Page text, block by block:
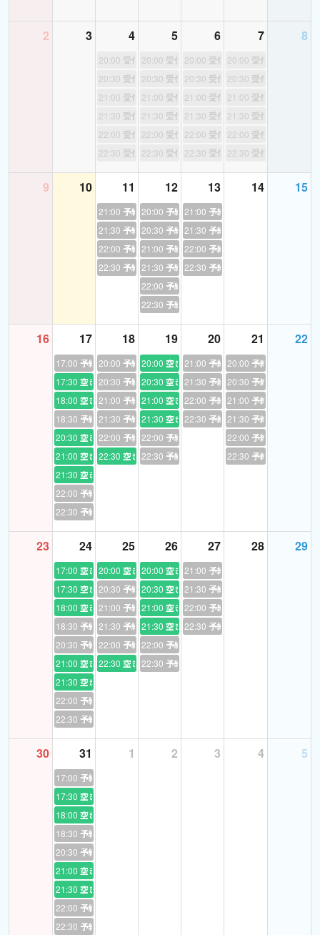
Weissman, co-president of Public Citizen. “It’s beyond the wildest
dreams of the military-industrial complex.” The budget proposal
also includes deep cuts to social programs.
"How the US is using Israeli military tactics on marginalized
https://www.aljazeera.com/video/the-stream/2024/6/18/how-the-
that's why empathy has been the biggest effort to kill in order to
maintain imperialism, and what we're seeing is that folks are
waking up not just intellectually but empathetically in being able to
connect with each other and say, "Well, even if it has nothing to
do with me, I'm just not okay with that." And then, we are able to
see interest convergence and say, 'Oh wait, this DOES have
something directly to do with me!' ... Once you start seeing folks
not just waking up but becoming voraciously curious for
compassion, that is the driving force that's going to create
change." - Amanda Seales
"Francesca Albanese: From Economy of Occupation to
Economy of Genocide"
https://youtu.be/o0BAg-VpnjE?feature=shared
"If it were a crime scene, Palestine would have the fingerprints of
all of us from what we buy, where we put our savings, where our
pensions come from, the technology we use."
"We have an international legal framework, which is strong
enough to say it is unlawful to engage with Israel as long as it
maintains an unlawful occupation, a permanent occupation; it
continues to commit and is accused to be committing war crimes,
crimes against humanity, and even genocide."
“Joy Reid says America is missing the plot, we had no
business bombing Iran.”
https://www.instagram.com/reel/DLT5wJlMRjB/?
igsh=MWI2dWxmaWs0ODN1
”Why is it that there is this arrogance in the West and in the
United States to say that ‘WE get to decide who can have nuclear
energy. WE get to decide that. And not just decide it. We get to
act on it and drop bombs on a country that didn’t attack us.’ We
had no business dropping bombs on Iran.”
Mohsen Mahdawi's Abduction "Should Terrify" Us, Says VT
Rep. Balint :
https://youtu.be/B1vShBUx4pc?feature=shared
"I'm very disturbed by how easily people have decided to take a
knee in front of this autocrat, and we have to stand together, folks.
We have to stand together."
2 3 4
20:00 受付終了
20:30 受付終了
21:00 受付終了
21:30 受付終了
22:00 受付終了
22:30 受付終了
5
20:00 受付終了
20:30 受付終了
21:00 受付終了
21:30 受付終了
22:00 受付終了
22:30 受付終了
6
20:00 受付終了
20:30 受付終了
21:00 受付終了
21:30 受付終了
22:00 受付終了
22:30 受付終了
7
20:00 受付終了
20:30 受付終了
21:00 受付終了
21:30 受付終了
22:00 受付終了
22:30 受付終了
8
9 10 11
21:00 予約あり
21:30 予約あり
22:00 予約あり
22:30 予約あり
12
20:00 予約あり
20:30 予約あり
21:00 予約あり
21:30 予約あり
22:00 予約あり
22:30 予約あり
13
21:00 予約あり
21:30 予約あり
22:00 予約あり
22:30 予約あり
14 15
16 17
17:00 予約あり
17:30 空き
18:00 空き
18:30 予約あり
20:30 空き
21:00 空き
21:30 空き
22:00 予約あり
22:30 予約あり
18
20:00 予約あり
20:30 予約あり
21:00 予約あり
21:30 予約あり
22:00 予約あり
22:30 空き
19
20:00 空き
20:30 空き
21:00 空き
21:30 空き
22:00 予約あり
22:30 予約あり
20
21:00 予約あり
21:30 予約あり
22:00 予約あり
22:30 予約あり
21
20:00 予約あり
20:30 予約あり
21:00 予約あり
21:30 予約あり
22:00 予約あり
22:30 予約あり
22
23 24
17:00 空き
17:30 空き
18:00 空き
18:30 予約あり
20:30 予約あり
21:00 空き
21:30 空き
22:00 予約あり
22:30 予約あり
25
20:00 空き
20:30 予約あり
21:00 予約あり
21:30 予約あり
22:00 予約あり
22:30 空き
26
20:00 空き
20:30 空き
21:00 空き
21:30 空き
22:00 予約あり
22:30 予約あり
27
21:00 予約あり
21:30 予約あり
22:00 予約あり
22:30 予約あり
28 29
30 31
17:00 予約あり
17:30 空き
18:00 空き
18:30 予約あり
20:30 予約あり
21:00 空き
21:30 空き
22:00 予約あり
22:30 予約あり
1 2 3 4 5